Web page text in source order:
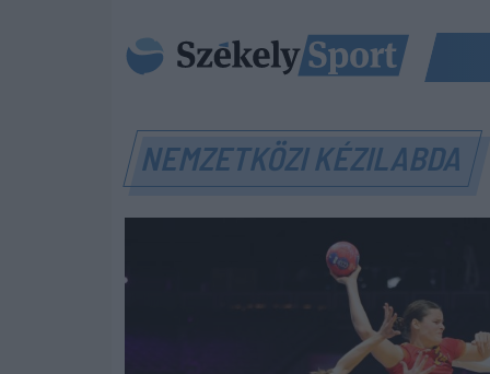
NEMZETKÖZI KÉZILABDA